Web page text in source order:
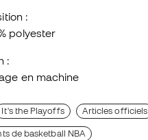
:
polyester
:
en machine
It's the Playoffs Articles officiels
de basketball NBA